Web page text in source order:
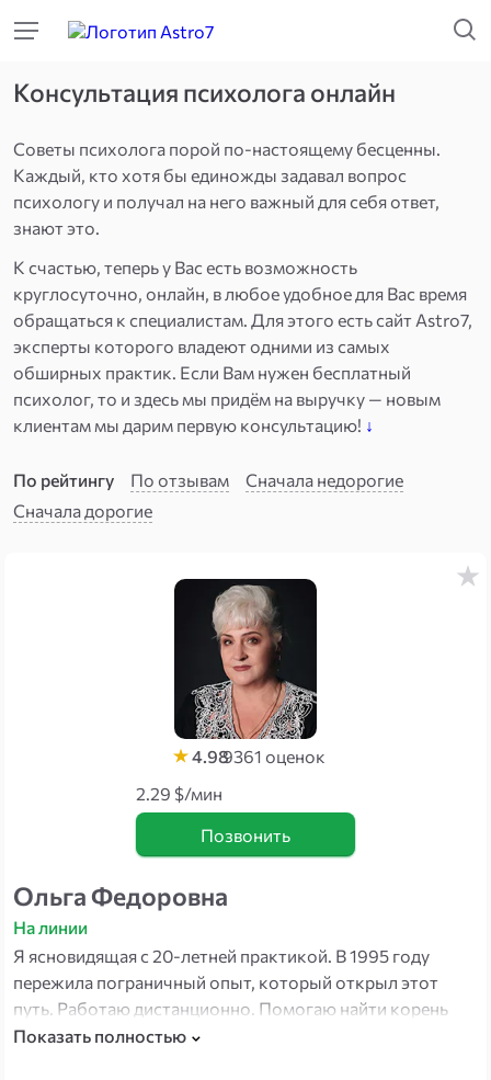
Консультация психолога онлайн
Советы психолога порой по-настоящему бесценны.
Каждый, кто хотя бы единожды задавал вопрос
психологу и получал на него важный для себя ответ,
знают это.
К счастью, теперь у Вас есть возможность
круглосуточно, онлайн, в любое удобное для Вас время
обращаться к специалистам. Для этого есть сайт Astro7,
эксперты которого владеют одними из самых
обширных практик. Если Вам нужен бесплатный
психолог, то и здесь мы придём на выручку — новым
клиентам мы дарим первую консультацию! ↓
По рейтингу По отзывам
Сначала недорогие
Сначала дорогие
4.989361 оценок
2.29 $/мин
Позвонить
Ольга Федоровна
На линии
Я ясновидящая с 20-летней практикой. В 1995 году
пережила пограничный опыт, который открыл этот
путь. Работаю дистанционно. Помогаю найти корень
проблем через точное считывание, восстановить
Показать полностью